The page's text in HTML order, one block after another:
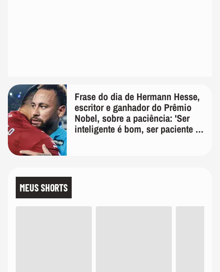
Frase do dia de Hermann Hesse,
escritor e ganhador do Prêmio
Nobel, sobre a paciência: 'Ser
inteligente é bom, ser paciente é
MEUS SHORTS